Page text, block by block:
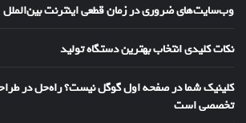
وب‌سایت‌های ضروری در زمان قطعی اینترنت بین‌الملل
نکات کلیدی انتخاب بهترین دستگاه تولید
کلینیک شما در صفحه اول گوگل نیست؟ راه‌حل در
تخصصی است